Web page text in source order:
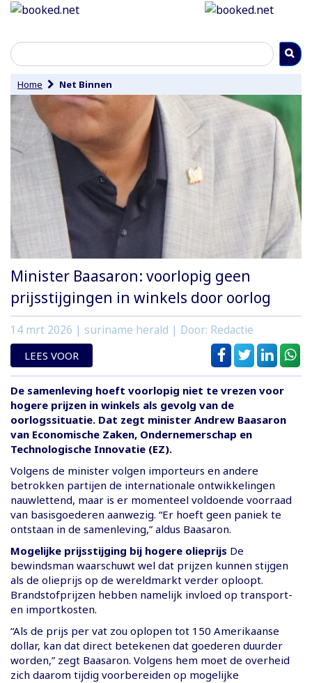
Home Net Binnen
Minister Baasaron: voorlopig geen
prijsstijgingen in winkels door oorlog
14 mrt 2026 | suriname herald | Door: Redactie
LEES VOOR
De samenleving hoeft voorlopig niet te vrezen voor
hogere prijzen in winkels als gevolg van de
oorlogssituatie. Dat zegt minister Andrew Baasaron
van Economische Zaken, Ondernemerschap en
Technologische Innovatie (EZ).
Volgens de minister volgen importeurs en andere
betrokken partijen de internationale ontwikkelingen
nauwlettend, maar is er momenteel voldoende voorraad
van basisgoederen aanwezig. “Er hoeft geen paniek te
ontstaan in de samenleving,” aldus Baasaron.
Mogelijke prijsstijging bij hogere olieprijs De
bewindsman waarschuwt wel dat prijzen kunnen stijgen
als de olieprijs op de wereldmarkt verder oploopt.
Brandstofprijzen hebben namelijk invloed op transport-
en importkosten.
“Als de prijs per vat zou oplopen tot 150 Amerikaanse
dollar, kan dat direct betekenen dat goederen duurder
worden,” zegt Baasaron. Volgens hem moet de overheid
zich daarom tijdig voorbereiden op mogelijke